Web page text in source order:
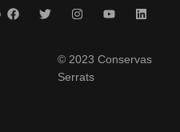
© 2023 Conservas
Serrats